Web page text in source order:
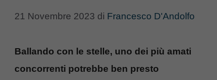
21 Novembre 2023 di Francesco D'Andolfo
Ballando con le stelle, uno dei più amati
concorrenti potrebbe ben presto